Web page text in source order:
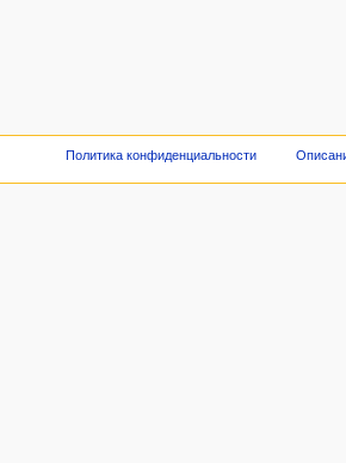
Политика конфиденциальности